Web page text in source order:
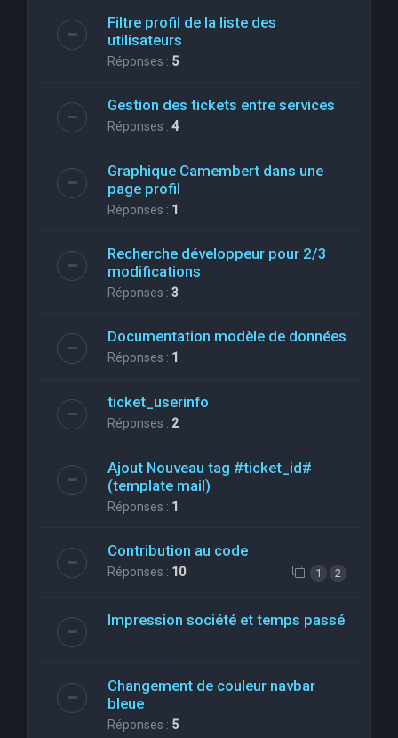
Filtre profil de la liste des
utilisateurs
Réponses : 5
Gestion des tickets entre services
Réponses : 4
Graphique Camembert dans une
page profil
Réponses : 1
Recherche développeur pour 2/3
modifications
Réponses : 3
Documentation modèle de données
Réponses : 1
ticket_userinfo
Réponses : 2
Ajout Nouveau tag #ticket_id#
(template mail)
Réponses : 1
Contribution au code
Réponses : 10 1 2
Impression société et temps passé
Changement de couleur navbar
bleue
Réponses : 5